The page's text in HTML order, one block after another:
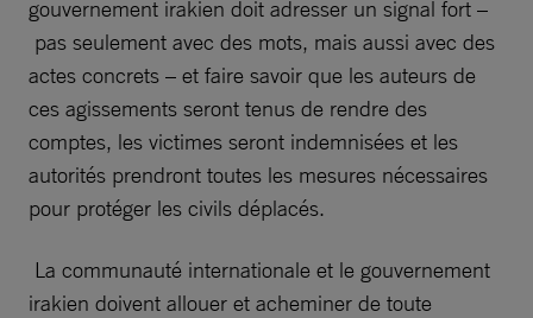
gouvernement irakien doit adresser un signal fort –
pas seulement avec des mots, mais aussi avec des
actes concrets – et faire savoir que les auteurs de
ces agissements seront tenus de rendre des
comptes, les victimes seront indemnisées et les
autorités prendront toutes les mesures nécessaires
pour protéger les civils déplacés.
La communauté internationale et le gouvernement
irakien doivent allouer et acheminer de toute